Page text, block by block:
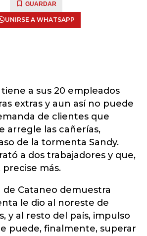
GUARDAR
UNIRSE A WHATSAPP
a sus 20 empleados
extras y aun así no puede
de clientes que
arregle las cañerías,
de la tormenta Sandy.
a dos trabajadores y que,
más.
de Cataneo demuestra
le dio al noreste de
y al resto del país, impulso
puede, finalmente, superar